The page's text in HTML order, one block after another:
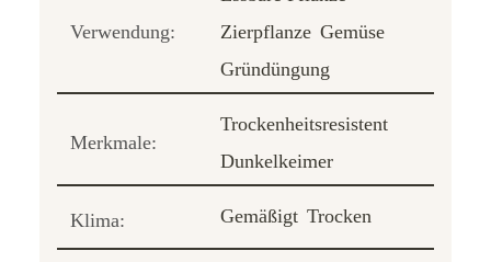
Verwendung:
Zierpflanze Gemüse
Gründüngung
Merkmale:
Trockenheitsresistent
Dunkelkeimer
Klima: Gemäßigt Trocken